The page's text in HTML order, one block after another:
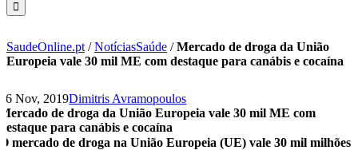
SaudeOnline.pt /NotíciasSaúde /Mercado de droga da União
Europeia vale 30 mil ME com destaque para canábis e cocaína
26 Nov, 2019Dimitris Avramopoulos
Mercado de droga da União Europeia vale 30 mil ME com
destaque para canábis e cocaína
O mercado de droga na União Europeia (UE) vale 30 mil milhões